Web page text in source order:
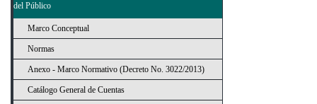
del Público
Marco Conceptual
Normas
Anexo - Marco Normativo (Decreto No. 3022/2013)
Catálogo General de Cuentas